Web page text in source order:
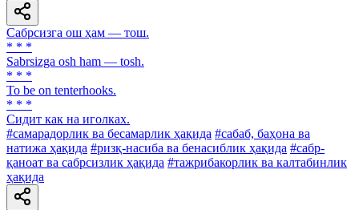
Сабрсизга ош ҳам — тош.
* * *
Sabrsizga osh ham — tosh.
* * *
To be on tenterhooks.
* * *
Сидит как на иголках.
#самарадорлик ва бесамарлик ҳақида #сабаб, баҳона ва
натижа ҳақида #ризқ-насиба ва бенасиблик ҳақида #сабр-
қаноат ва сабрсизлик ҳақида #тажрибакорлик ва калтабинлик
ҳақида